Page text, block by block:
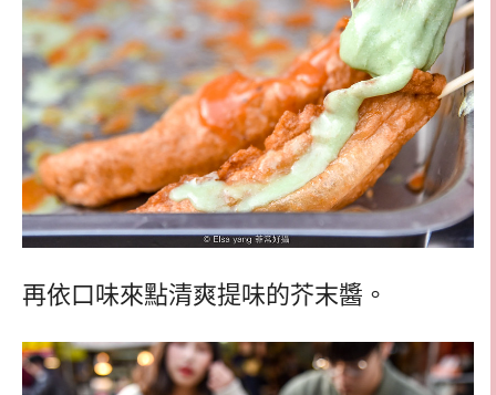
再依口味來點清爽提味的芥末醬。